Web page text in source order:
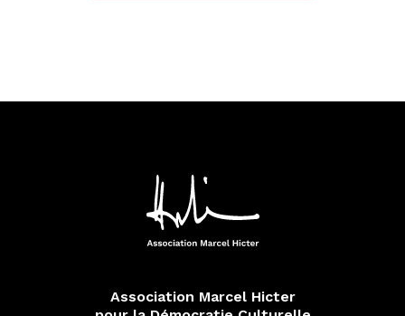
Association Marcel Hicter